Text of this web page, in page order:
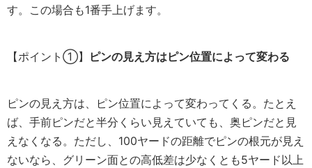
す。この場合も1番手上げます。
【ポイント①】 ピンの見え方はピン位置によって変わる
ピンの見え方は、ピン位置によって変わってくる。たとえ
ば、手前ピンだと半分くらい見えていても、奥ピンだと見
えなくなる。ただし、100ヤードの距離でピンの根元が見え
ないなら、グリーン面との高低差は少なくとも5ヤード以上